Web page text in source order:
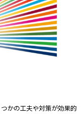
かの工夫や対策が効果的